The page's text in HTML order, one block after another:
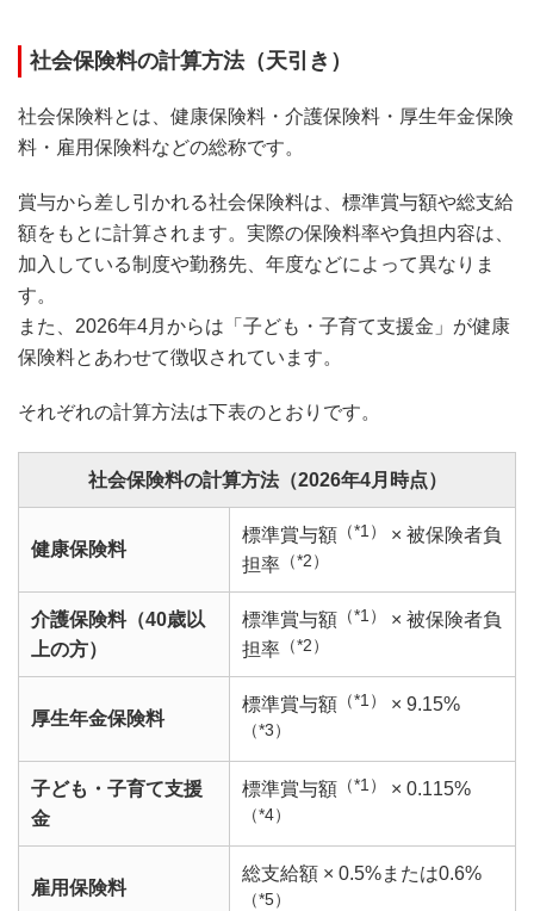
社会保険料の計算方法（天引き）
社会保険料とは、健康保険料・介護保険料・厚生年金保険
料・雇用保険料などの総称です。
賞与から差し引かれる社会保険料は、標準賞与額や総支給
額をもとに計算されます。実際の保険料率や負担内容は、
加入している制度や勤務先、年度などによって異なりま
す。
また、2026年4月からは「子ども・子育て支援金」が健康
保険料とあわせて徴収されています。
それぞれの計算方法は下表のとおりです。
社会保険料の計算方法（2026年4月時点）
健康保険料
標準賞与額 （*1）
× 被保険者負
担率 （*2）
介護保険料（40歳以
上の方）
標準賞与額 （*1）
× 被保険者負
担率 （*2）
厚生年金保険料
標準賞与額 （*1） × 9.15%
（*3）
子ども・子育て支援
金
標準賞与額 （*1） × 0.115%
（*4）
雇用保険料
総支給額 × 0.5%または0.6%
（*5）